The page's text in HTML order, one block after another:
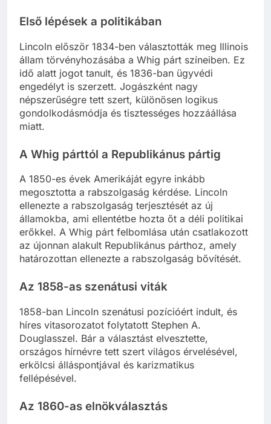
Első lépések a politikában
Lincoln először 1834-ben választották meg Illinois
állam törvényhozásába a Whig párt színeiben. Ez
idő alatt jogot tanult, és 1836-ban ügyvédi
engedélyt is szerzett. Jogászként nagy
népszerűségre tett szert, különösen logikus
gondolkodásmódja és tisztességes hozzáállása
miatt.
A Whig párttól a Republikánus pártig
A 1850-es évek Amerikáját egyre inkább
megosztotta a rabszolgaság kérdése. Lincoln
ellenezte a rabszolgaság terjesztését az új
államokba, ami ellentétbe hozta őt a déli politikai
erőkkel. A Whig párt felbomlása után csatlakozott
az újonnan alakult Republikánus párthoz, amely
határozottan ellenezte a rabszolgaság bővítését.
Az 1858-as szenátusi viták
1858-ban Lincoln szenátusi pozícióért indult, és
híres vitasorozatot folytatott Stephen A.
Douglasszel. Bár a választást elvesztette,
országos hírnévre tett szert világos érvelésével,
erkölcsi álláspontjával és karizmatikus
fellépésével.
Az 1860-as elnökválasztás